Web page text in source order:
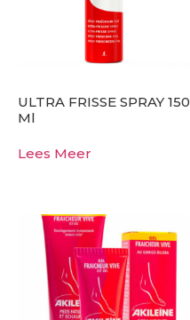
ULTRA FRISSE SPRAY 150
Ml
Lees Meer